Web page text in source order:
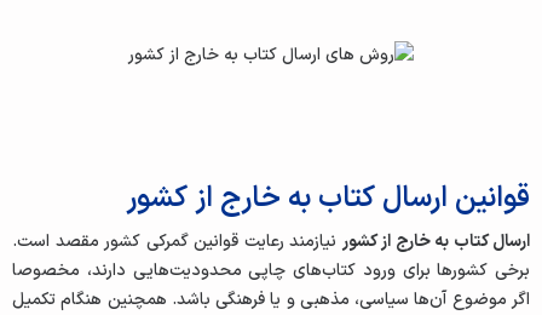
قوانین ارسال کتاب به خارج از کشور
ارسال کتاب به خارج از کشور نیازمند رعایت قوانین گمرکی کشور مقصد است.
برخی کشورها برای ورود کتاب‌های چاپی محدودیت‌هایی دارند، مخصوصا
اگر موضوع آن‌ها سیاسی، مذهبی و یا فرهنگی باشد. همچنین هنگام تکمیل